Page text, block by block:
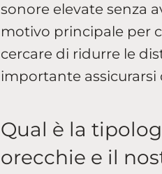
sonore elevate senza
motivo principale per
cercare di ridurre le
importante
Qual è la
orecchie e il